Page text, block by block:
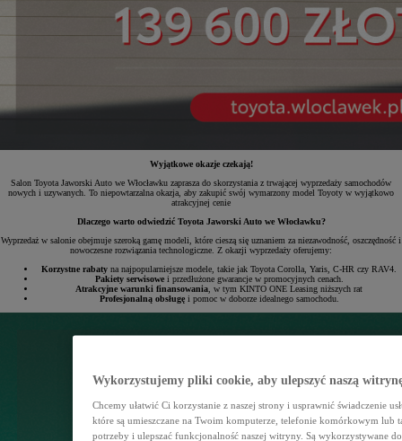
Wyjątkowe okazje czekają!
Salon Toyota Jaworski Auto we Włocławku zaprasza do skorzystania z trwającej wyprzedaży samochodów
nowych i uzywanych. To niepowtarzalna okazja, aby zakupić swój wymarzony model Toyoty w wyjątkowo
atrakcyjnej cenie
Dlaczego warto odwiedzić Toyota Jaworski Auto we Włocławku?
Wyprzedaż w salonie obejmuje szeroką gamę modeli, które cieszą się uznaniem za niezawodność, oszczędność i
nowoczesne rozwiązania technologiczne. Z okazji wyprzedaży oferujemy:
Korzystne rabaty na najpopularniejsze modele, takie jak Toyota Corolla, Yaris, C-HR czy RAV4.
Pakiety serwisowei przedłużone gwarancje w promocyjnych cenach.
Atrakcyjne warunki finansowania , w tym KINTO ONE Leasing niższych rat
Profesjonalną obsługęi pomoc w doborze idealnego samochodu.
Wykorzystujemy pliki cookie, aby ulepszyć naszą
Chcemy ułatwić Ci korzystanie z naszej strony i usprawnić świadczenie
które są umieszczane na Twoim komputerze, telefonie komórkowym lub
potrzeby i ulepszać funkcjonalność naszej witryny. Są wykorzystywane